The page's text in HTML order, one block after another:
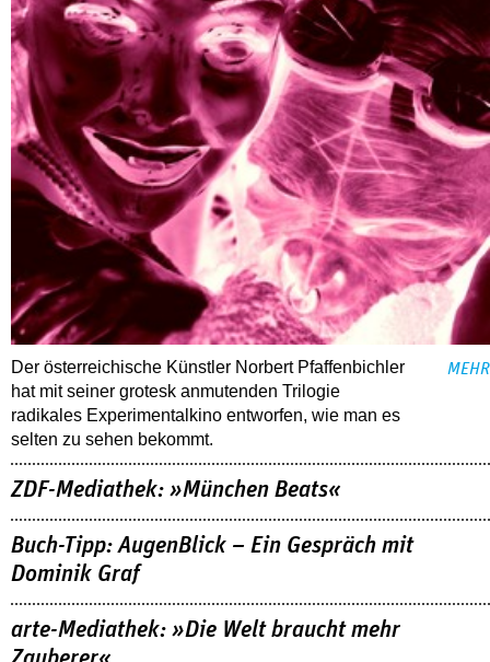
Der österreichische Künstler Norbert Pfaffenbichler
hat mit seiner grotesk anmutenden Trilogie
radikales Experimentalkino entworfen, wie man es
selten zu sehen bekommt.
MEHR
ZDF-Mediathek: »München Beats«
Buch-Tipp: AugenBlick – Ein Gespräch mit
Dominik Graf
arte-Mediathek: »Die Welt braucht mehr